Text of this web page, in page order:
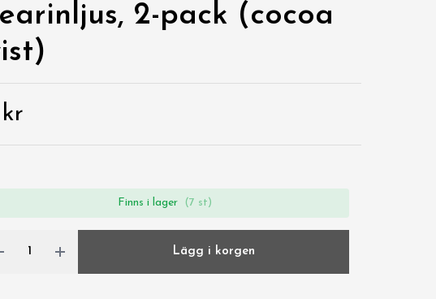
2-pack (cocoa
Finns i lager (7 st)
Lägg i korgen